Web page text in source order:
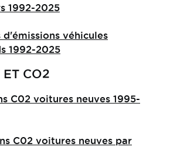
1992-2025
d'émissions véhicules
1992-2025
CO2
C02 voitures neuves 1995-
C02 voitures neuves par